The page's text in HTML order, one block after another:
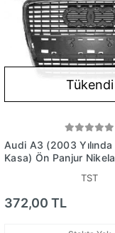
Tükendi
Audi A3 (2003 Yılında
Kasa) Ön Panjur
8P4853651A1Qp)
TST
372,00 TL